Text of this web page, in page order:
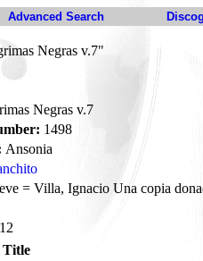
Advanced Search
Negras v.7"
Negras v.7
1498
Ansonia
= Villa, Ignacio Una copia
12
Title